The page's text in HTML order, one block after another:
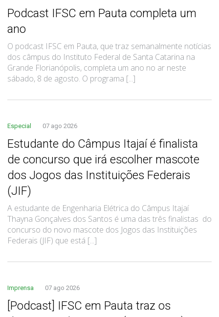
Podcast IFSC em Pauta completa um
ano
O podcast IFSC em Pauta, que traz semanalmente notícias
dos câmpus do Instituto Federal de Santa Catarina na
Grande Florianópolis, completa um ano no ar neste
sábado, 8 de agosto. O programa [...]
Especial 07 ago 2026
Estudante do Câmpus Itajaí é finalista
de concurso que irá escolher mascote
dos Jogos das Instituições Federais
(JIF)
A estudante de Engenharia Elétrica do Câmpus Itajaí
Thayna Gonçalves dos Santos é uma das três finalistas do
concurso do novo mascote dos Jogos das Instituições
Federais (JIF) que está [...]
Imprensa 07 ago 2026
[Podcast] IFSC em Pauta traz os